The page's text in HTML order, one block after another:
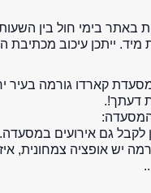
בימי חול בין השעות 08:30 -
מיד. ייתכן עיכוב
קארדו גורמה בעיר
דעתך!.
המסעדה:
לקבל גם אירועים במסעדה.
יש אופציה צמחונית,